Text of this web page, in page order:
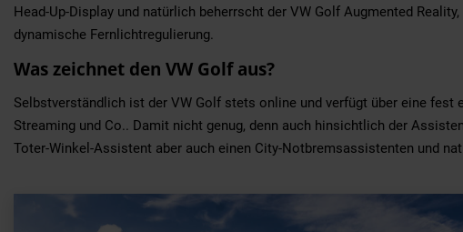
Head-Up-Display und natürlich beherrscht der VW Golf Augmented
dynamische Fernlichtregulierung.
Was zeichnet den VW Golf aus?
Selbstverständlich ist der VW Golf stets online und verfügt über eine
Streaming und Co.. Damit nicht genug, denn auch hinsichtlich der
Toter-Winkel-Assistent aber auch einen City-Notbremsassistenten und